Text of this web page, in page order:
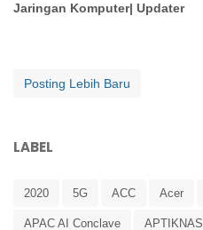
Jaringan Komputer| Updater
Posting Lebih Baru
LABEL
2020 5G ACC Acer
APAC AI Conclave APTIKNAS